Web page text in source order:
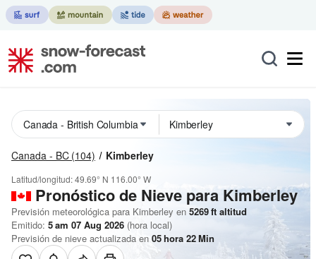
Canada - BC (104) Kimberley
Latitud/longitud:49.69° N 116.00° W
Pronóstico de Nieve para Kimberley
Previsión meteorológica para Kimberley en 5269ft altitud
Emitido: 5 am 07 Aug 2026 (hora local)
Previsión de nieve actualizada en 05hora 22Min